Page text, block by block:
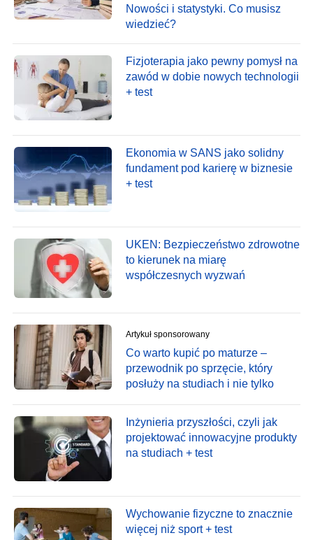
Nowości i statystyki. Co musisz
wiedzieć?
Fizjoterapia jako pewny pomysł na
zawód w dobie nowych technologii
+ test
Ekonomia w SANS jako solidny
fundament pod karierę w biznesie
+ test
UKEN: Bezpieczeństwo zdrowotne
to kierunek na miarę
współczesnych wyzwań
Artykuł sponsorowany
Co warto kupić po maturze –
przewodnik po sprzęcie, który
posłuży na studiach i nie tylko
Inżynieria przyszłości, czyli jak
projektować innowacyjne produkty
na studiach + test
Wychowanie fizyczne to znacznie
więcej niż sport + test